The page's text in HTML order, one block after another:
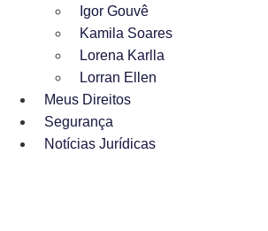
Igor Gouvê
Kamila Soares
Lorena Karlla
Lorran Ellen
Meus Direitos
Segurança
Notícias Jurídicas